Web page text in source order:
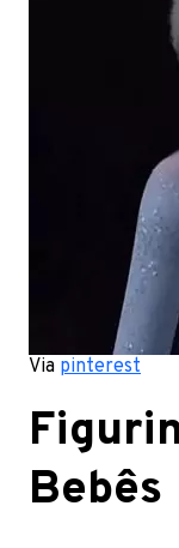
Via pinterest
Bebês